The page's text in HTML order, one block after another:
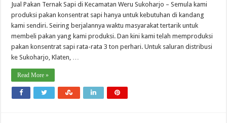
Jual Pakan Ternak Sapi di Kecamatan Weru Sukoharjo – Semula kami
produksi pakan konsentrat sapi hanya untuk kebutuhan di kandang
kami sendiri. Seiring berjalannya waktu masyarakat tertarik untuk
membeli pakan yang kami produksi. Dan kini kami telah memproduksi
pakan konsentrat sapi rata-rata 3 ton perhari. Untuk saluran distribusi
ke Sukoharjo, Klaten, …
Read More »